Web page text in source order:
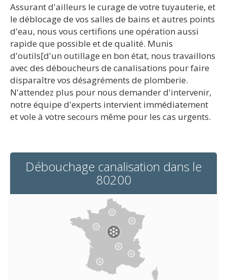
Assurant d'ailleurs le curage de votre tuyauterie, et
le déblocage de vos salles de bains et autres points
d'eau, nous vous certifions une opération aussi
rapide que possible et de qualité. Munis
d'outils[d'un outillage en bon état, nous travaillons
avec des déboucheurs de canalisations pour faire
disparaître vos désagréments de plomberie.
N'attendez plus pour nous demander d'intervenir,
notre équipe d'experts intervient immédiatement
et vole à votre secours même pour les cas urgents.
Débouchage canalisation dans le
80200